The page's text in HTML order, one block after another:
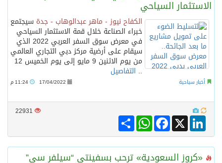
سمو امير الكويت يتسلم رسالة خطية من سمو الامير محمد بن سلمان
ترامب: مضيق هرمز سيُفتح “قريباً جداً”.. وإلا ستتعرض إيران لـ”ضربة قوية للغاية”
مفتى جمهورية مصر العربية الوعي الديني الصحيح يصوغ شخصيةً قياديةً متوازنةً تجمع بين العلم والأخلاق والعمل
مركز الملك سلمان للإغاثة يضع حجر الأساس لمشروع بناء وإعادة تأهيل 13 مدرسة في محافظتي لحج والضالع
الاستثمار السياحي
الكفاح نيوز - ماهر عبدالوهاب - جدة سيجتمع
خبراء الصناعة خلال قمة الاستثمار السياحي
في معرض سوق السفر العربي 2022 الذي
سيقام على أرضية مركز دبي التجاري العالمي
من يوم الاثنين 9 مايو إلى يوم الخميس 12
.. التفاصيل
أخبار سياحية 17/04/2022
22931
Share
WhatsAppFacebook X
LinkedIn
«كروز السعودية» ترحب بسفينتي “سيلفر سي”